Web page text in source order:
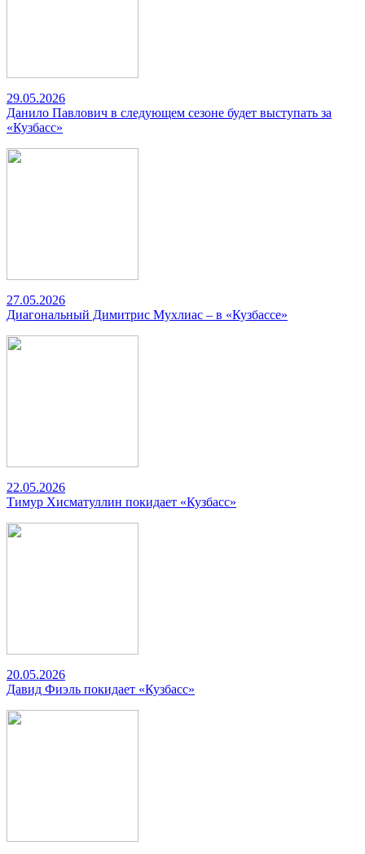
29.05.2026
Данило Павлович в следующем сезоне будет выступать за
«Кузбасс»
27.05.2026
Диагональный Димитрис Мухлиас – в «Кузбассе»
22.05.2026
Тимур Хисматуллин покидает «Кузбасс»
20.05.2026
Давид Фиэль покидает «Кузбасс»